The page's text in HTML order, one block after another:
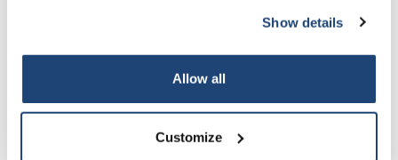
Show details
Allow all
Customize
Fosforpentasulfide Fosforpentoxide